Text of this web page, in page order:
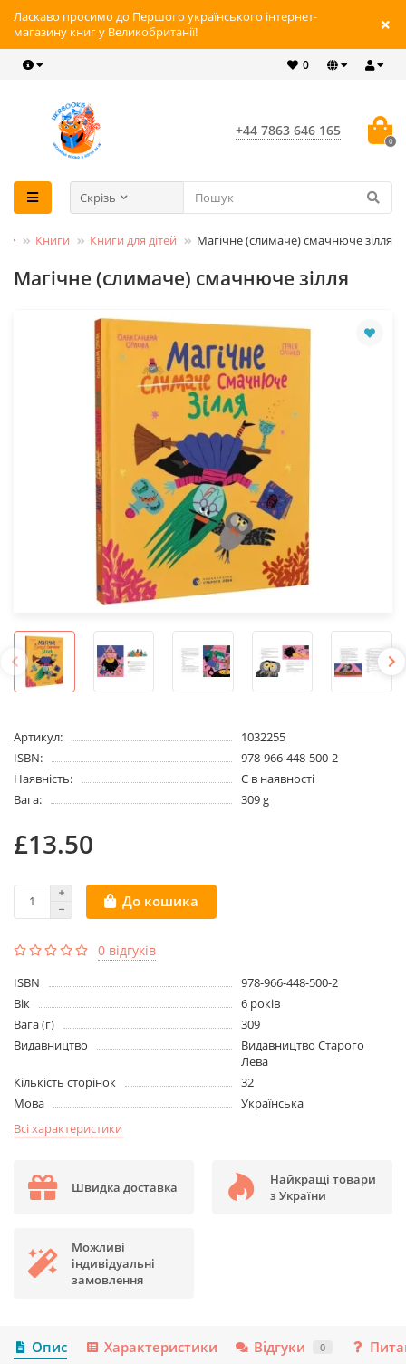
Ласкаво просимо до Першого українського інтернет-
магазину книг у Великобританії!
0
+44 7863 646 165
0
Скрізь
Книги Книги для дітей Магічне (слимаче) смачнюче зілля
Магічне (слимаче) смачнюче зілля
Артикул:
1032255
ISBN:
978-966-448-500-2
Наявність:
Є в наявності
Вага:
309 g
£13.50
До кошика
0 відгуків
ISBN
978-966-448-500-2
Вік
6 років
Вага (г)
309
Видавництво
Видавництво Старого
Лева
Кількість сторінок
32
Мова
Українська
Всі характеристики
Швидка доставка
Найкращі товари
з України
Можливі
індивідуальні
замовлення
Опис Характеристики Відгуки 0